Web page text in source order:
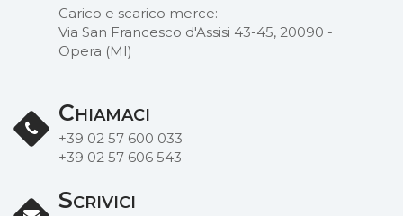
Carico e scarico merce:
Via San Francesco d'Assisi 43-45, 20090 -
Opera (MI)
Chiamaci
+39 02 57 600 033
+39 02 57 606 543
Scrivici